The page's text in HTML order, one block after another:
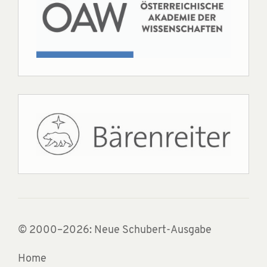
© 2000–2026: Neue Schubert-Ausgabe
Home